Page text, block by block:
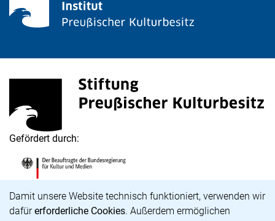
Damit unsere Website technisch funktioniert, verwenden wir
dafürerforderliche Cookies. Außerdem ermöglichen
Stiftung Preußischer Kulturbesitz
(externer Link, öffnet neues Fenster)
Gefördert durch: